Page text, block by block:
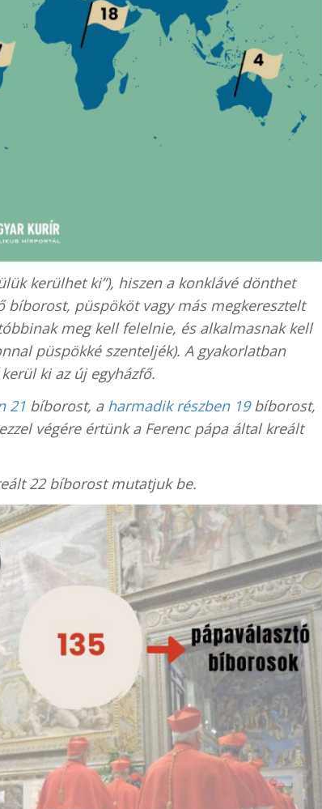
kerülhet ki”), hiszen a konklávé dönthet
bíborost, püspököt vagy más megkeresztelt
meg kell felelnie, és alkalmasnak kell
püspökké szenteljék). A gyakorlatban
ki az új egyházfő.
21 bíborost, a harmadik részben 19bíborost,
végére értünk a Ferenc pápa által kreált
22 bíborost mutatjuk be.